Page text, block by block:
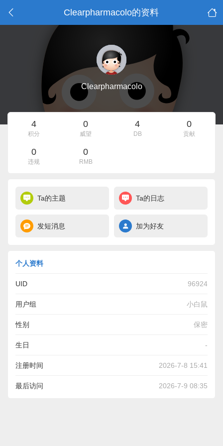
Clearpharmacolo的资料
Clearpharmacolo
4
积分
0
威望
4
DB
0
贡献
0
违规
0
RMB
Ta的主题 Ta的日志
发短消息 加为好友
个人资料
UID 96924
用户组 小白鼠
性别 保密
生日 -
注册时间 2026-7-8 15:41
最后访问 2026-7-9 08:35